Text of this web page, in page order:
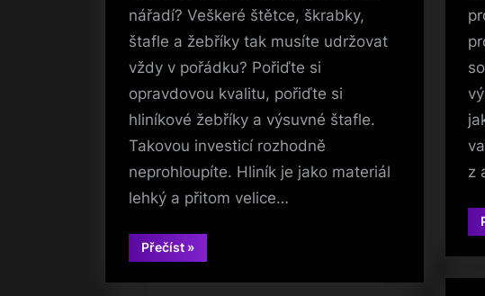
z
nářadí? Veškeré štětce, škrabky,
štafle a žebříky tak musíte udržovat
vždy v pořádku? Pořiďte si
opravdovou kvalitu, pořiďte si
hliníkové žebříky a výsuvné štafle.
Takovou investicí rozhodně
neprohloupíte. Hliník je jako materiál
lehký a přitom velice…
Přečíst“Hliníkové
žebříky”
»